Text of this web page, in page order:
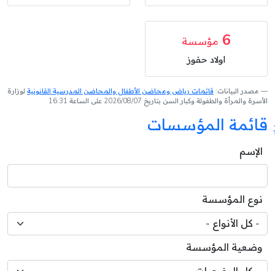
6 مؤسسة
اولاد حفوز
مصدر البيانات: قائمات رياض ومحاضن الأطفال والمحاضن المدرسية القانونية لوزارة
الأسرة والمرأة والطفولة وكبار السن بتاريخ 2026/08/07 على الساعة 16:31
قائمة المؤسسات
الإسم
نوع المؤسسة
وضعية المؤسسة